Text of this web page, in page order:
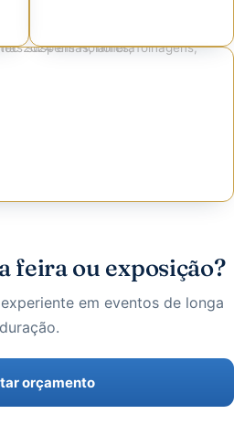
feira ou exposição?
em eventos de longa
duração.
orçamento